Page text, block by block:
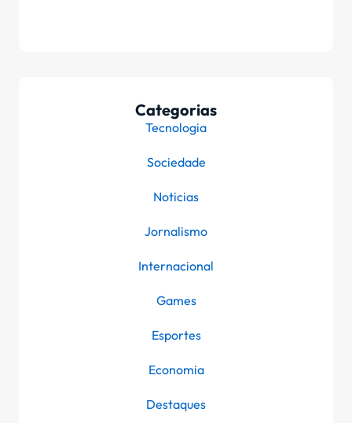
Categorias
Tecnologia
Sociedade
Noticias
Jornalismo
Internacional
Games
Esportes
Economia
Destaques